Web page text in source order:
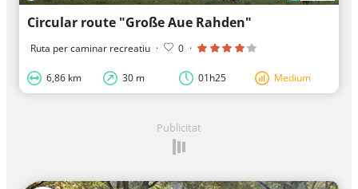
Circular route "Große Aue Rahden"
Ruta per caminar recreatiu · 0 ·
6,86 km 30 m 01h25 Medium
Publicitat